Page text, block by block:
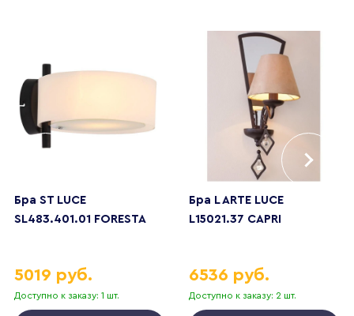
Бра ST LUCE
SL483.401.01 FORESTA
Доступно к заказу: 1 шт.
5019 руб.
Бра L ARTE LUCE
L15021.37 CAPRI
Доступно к заказу: 2 шт.
6536 руб.